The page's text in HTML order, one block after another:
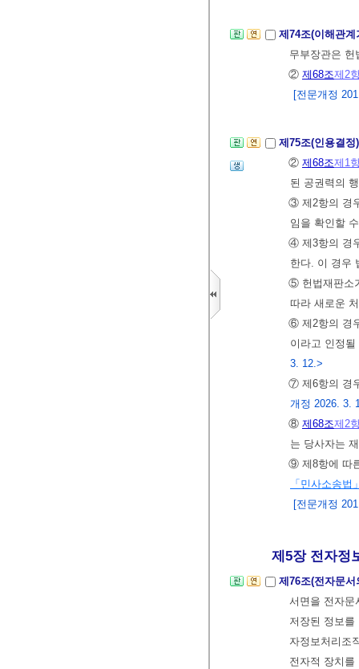
제74조(이해관
무부장관은
② 제68조제2
[전문개정
제75조(인용결
② 제68조제1
된 공권력의
③ 제2항의 경
임을 확인할
④ 제3항의 경
한다. 이 경우
⑤ 헌법재판소
따라 새로운
⑥ 제2항의 경
이라고 인정
3. 12.>
⑦ 제6항의 경
개정 2026. 3.
⑧ 제68조제2
는 당사자는
⑨ 제8항에 따
「민사소송법
[전문개정
제5장 전자정보
제76조(전자문
서면을 전자문
저장된 정보
자정보처리조
전자적 장치